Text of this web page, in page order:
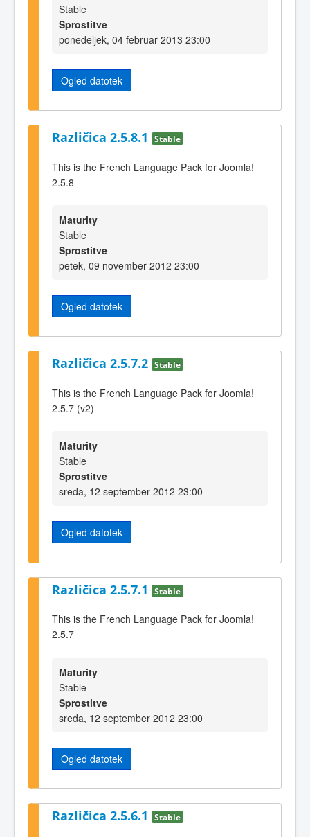
Stable
Sprostitve
ponedeljek, 04 februar 2013 23:00
Ogled datotek
Različica 2.5.8.1 Stable
This is the French Language Pack for Joomla!
2.5.8
Maturity
Stable
Sprostitve
petek, 09 november 2012 23:00
Ogled datotek
Različica 2.5.7.2 Stable
This is the French Language Pack for Joomla!
2.5.7 (v2)
Maturity
Stable
Sprostitve
sreda, 12 september 2012 23:00
Ogled datotek
Različica 2.5.7.1 Stable
This is the French Language Pack for Joomla!
2.5.7
Maturity
Stable
Sprostitve
sreda, 12 september 2012 23:00
Ogled datotek
Različica 2.5.6.1 Stable